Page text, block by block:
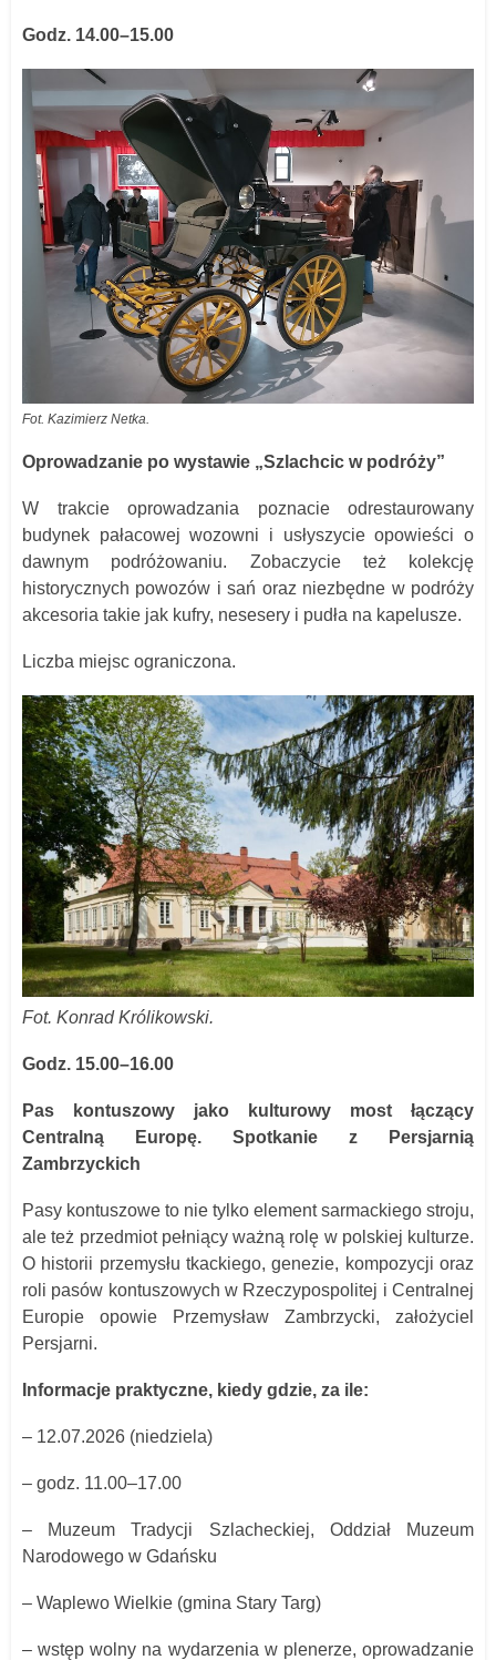
Godz. 14.00–15.00
Fot. Kazimierz Netka.
Oprowadzanie po wystawie „Szlachcic w podróży”
W trakcie oprowadzania poznacie odrestaurowany
budynek pałacowej wozowni i usłyszycie opowieści o
dawnym podróżowaniu. Zobaczycie też kolekcję
historycznych powozów i sań oraz niezbędne w podróży
akcesoria takie jak kufry, nesesery i pudła na kapelusze.
Liczba miejsc ograniczona.
Fot. Konrad Królikowski.
Godz. 15.00–16.00
Pas kontuszowy jako kulturowy most łączący
Centralną Europę. Spotkanie z Persjarnią
Zambrzyckich
Pasy kontuszowe to nie tylko element sarmackiego stroju,
ale też przedmiot pełniący ważną rolę w polskiej kulturze.
O historii przemysłu tkackiego, genezie, kompozycji oraz
roli pasów kontuszowych w Rzeczypospolitej i Centralnej
Europie opowie Przemysław Zambrzycki, założyciel
Persjarni.
Informacje praktyczne, kiedy gdzie, za ile:
– 12.07.2026 (niedziela)
– godz. 11.00–17.00
– Muzeum Tradycji Szlacheckiej, Oddział Muzeum
Narodowego w Gdańsku
– Waplewo Wielkie (gmina Stary Targ)
– wstęp wolny na wydarzenia w plenerze, oprowadzanie